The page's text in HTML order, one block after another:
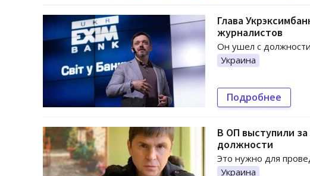
Глава
журналистов
Он ушел с
Украина
Подробнее
В ОП выступили
должности
Это нужно для
Украина